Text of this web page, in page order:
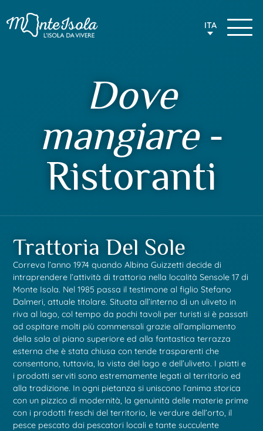
ITA
Dove
mangiare-
Ristoranti
Trattoria Del Sole
Correva l’anno 1974 quando Albina Guizzetti decide di
intraprendere l’attività di trattoria nella località Sensole 17 di
Monte Isola. Nel 1985 passa il testimone al figlio Stefano
Dalmeri, attuale titolare. Situata all’interno di un uliveto in
riva al lago, col tempo da pochi tavoli per turisti si è passati
ad ospitare molti più commensali grazie all’ampliamento
della sala al piano superiore ed alla fantastica terrazza
esterna che è stata chiusa con tende trasparenti che
consentono, tuttavia, la vista del lago e dell’uliveto. I piatti e
i prodotti serviti sono estremamente legati al territorio ed
alla tradizione. In ogni pietanza si uniscono l’anima storica
con un pizzico di modernità, la genuinità delle materie prime
con i prodotti freschi del territorio, le verdure dell’orto, il
pesce pescato dai pescatori locali e tante succulente